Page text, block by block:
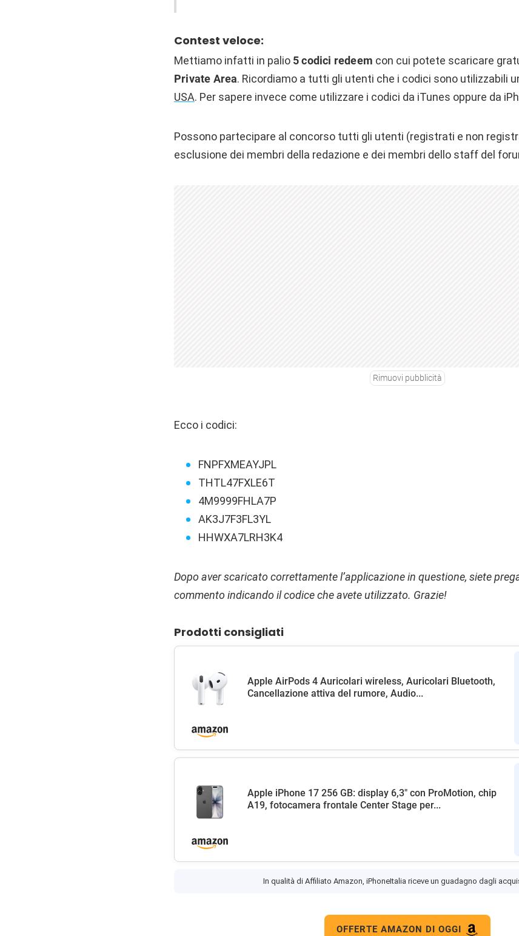
Contest veloce:
Mettiamo infatti in palio 5codici redeem con cui potete scaricare
Private Area. Ricordiamo a tutti gli utenti che i codici sono utilizzabili
USA. Per sapere invece come utilizzare i codici da iTunes oppure da
Possono partecipare al concorso tutti gli utenti (registrati e non
esclusione dei membri della redazione e dei membri dello staff del
Rimuovi pubblicità
Ecco i codici:
FNPFXMEAYJPL
THTL47FXLE6T
4M9999FHLA7P
AK3J7F3FL3YL
HHWXA7LRH3K4
Dopo aver scaricato correttamente l’applicazione in questione, siete
commento indicando il codice che avete utilizzato. Grazie!
Prodotti consigliati
Apple AirPods 4 Auricolari wireless, Auricolari Bluetooth,
Cancellazione attiva del rumore, Audio...
Apple iPhone 17 256 GB: display 6,3" con ProMotion, chip
A19, fotocamera frontale Center Stage per...
In qualità di Affiliato Amazon, iPhoneItalia riceve un guadagno dagli
OFFERTE AMAZON DI OGGI